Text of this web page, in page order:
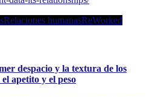
Relaciones humanasReWorked
despacio y la textura de los
apetito y el peso